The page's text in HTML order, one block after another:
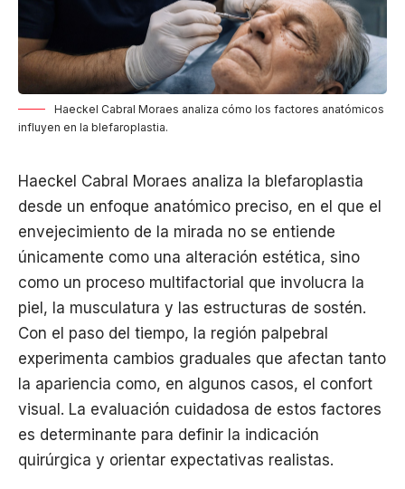
Haeckel Cabral Moraes analiza cómo los factores anatómicos
influyen en la blefaroplastia.
Haeckel Cabral Moraes analiza la blefaroplastia
desde un enfoque anatómico preciso, en el que el
envejecimiento de la mirada no se entiende
únicamente como una alteración estética, sino
como un proceso multifactorial que involucra la
piel, la musculatura y las estructuras de sostén.
Con el paso del tiempo, la región palpebral
experimenta cambios graduales que afectan tanto
la apariencia como, en algunos casos, el confort
visual. La evaluación cuidadosa de estos factores
es determinante para definir la indicación
quirúrgica y orientar expectativas realistas.